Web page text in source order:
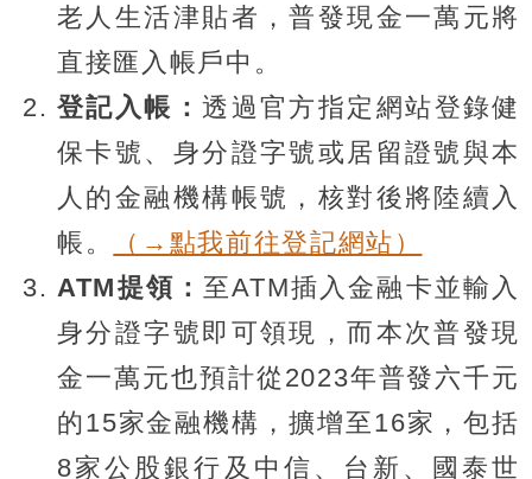
老人生活津貼者，普發現金一萬元將
直接匯入帳戶中。
登記入帳：透過官方指定網站登錄健
保卡號、身分證字號或居留證號與本
人的金融機構帳號，核對後將陸續入
帳。
（→點我前往登記網站）
ATM提領： 至ATM插入金融卡並輸入
身分證字號即可領現，而本次普發現
金一萬元也預計從2023年普發六千元
的15家金融機構，擴增至16家，包括
8家公股銀行及中信、台新、國泰世